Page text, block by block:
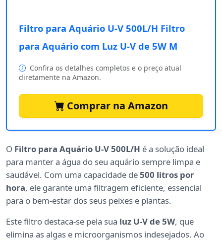
Filtro para Aquário U-V 500L/H Filtro
para Aquário com Luz U-V de 5W M
Confira os detalhes completos e o preço atual
diretamente na Amazon.
Comprar na Amazon
O Filtro para Aquário U-V 500L/H é a solução ideal
para manter a água do seu aquário sempre limpa e
saudável. Com uma capacidade de500 litros por
hora, ele garante uma filtragem eficiente, essencial
para o bem-estar dos seus peixes e plantas.
Este filtro destaca-se pela sua luz U-V de 5W, que
elimina as algas e microorganismos indesejados. Ao